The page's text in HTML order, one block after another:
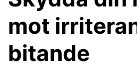
mot
bitande